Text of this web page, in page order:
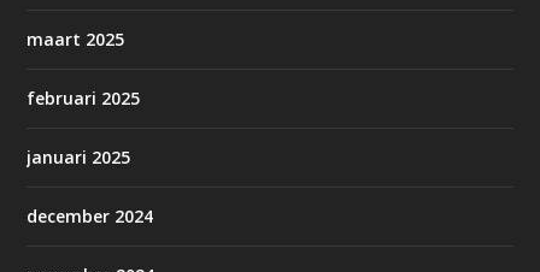
maart 2025
februari 2025
januari 2025
december 2024